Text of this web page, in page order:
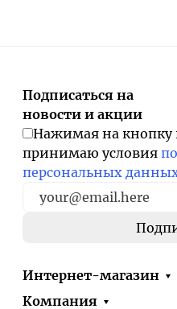
Подписаться на
новости и акции
Нажимая на кнопку
принимаю условия
персональных
Интернет-магазин
Компания